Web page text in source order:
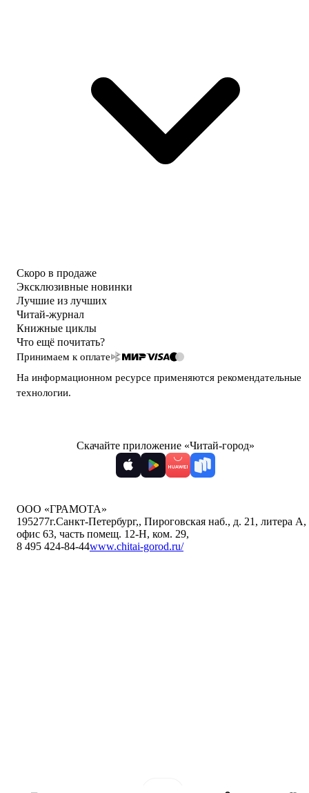
Скоро в продаже
Эксклюзивные новинки
Лучшие из лучших
Читай-журнал
Книжные циклы
Что ещё почитать?
Принимаем к оплате
На информационном ресурсе применяются рекомендательные
технологии.
Скачайте приложение «Читай-город»
ООО «ГРАМОТА»
195277г.Санкт-Петербург,, Пироговская наб., д. 21, литера А,
офис 63, часть помещ. 12-Н, ком. 29,
8 495 424-84-44www.chitai-gorod.ru/